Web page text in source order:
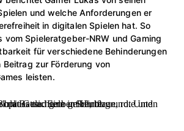
und welche Anforderungen er
in digitalen Spielen hat. So
vom Spieleratgeber-NRW und Gaming
für verschiedene Behinderungen
zur Förderung von
leisten.